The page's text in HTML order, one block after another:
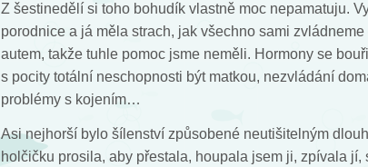
Z šestinedělí si toho bohudík vlastně moc nepamatuju.
porodnice a já měla strach, jak všechno sami
autem, takže tuhle pomoc jsme neměli. Hormony se
s pocity totální neschopnosti být matkou, nezvládání
problémy s kojením…
Asi nejhorší bylo šílenství způsobené neutišitelným
holčičku prosila, aby přestala, houpala jsem ji, zpívala